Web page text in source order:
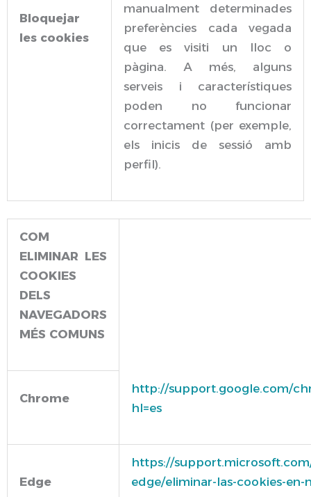
Bloquejar
les cookies
manualment determinades
preferències cada vegada
que es visiti un lloc o
pàgina. A més, alguns
serveis i característiques
poden no funcionar
correctament (per exemple,
els inicis de sessió amb
perfil).
COM
ELIMINAR LES
COOKIES
DELS
NAVEGADORS
MÉS COMUNS
Chrome
http://support.google.com/
hl=es
Edge
https://
edge/eliminar-las-cookies-